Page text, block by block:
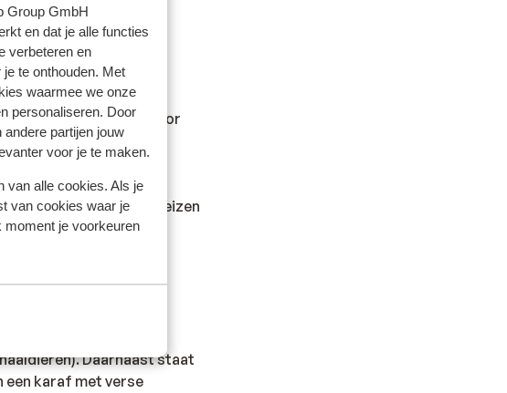
Group GmbH
en dat je alle functies
verbeteren en
te onthouden. Met
waarmee we onze
personaliseren. Door
partijen jouw
voor je te maken.
van alle cookies. Als je
van cookies waar je
moment je voorkeuren
Sunweb kan hiervoor
over gezondheid en reizen
112.
Daarnaast staat
een karaf met verse